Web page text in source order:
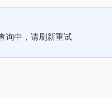
询中，请刷新重试